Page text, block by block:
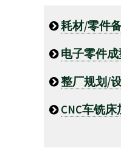
耗材/零件
电子零件
整厂规划/
CNC车铣床